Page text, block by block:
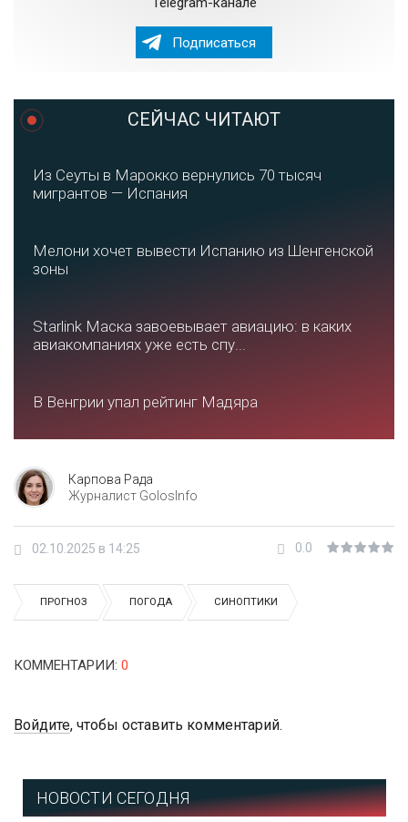
Подписаться
СЕЙЧАС ЧИТАЮТ
Из Сеуты в Марокко вернулись 70 тысяч
мигрантов — Испания
Мелони хочет вывести Испанию из Шенгенской
зоны
Starlink Маска завоевывает авиацию: в каких
авиакомпаниях уже есть спу...
В Венгрии упал рейтинг Мадяра
Карпова Рада
Журналист GolosInfo
02.10.2025 в 14:25 0.0
ПРОГНОЗ ПОГОДА СИНОПТИКИ
КОММЕНТАРИИ: 0
Войдите, чтобы оставить комментарий.
НОВОСТИ СЕГОДНЯ